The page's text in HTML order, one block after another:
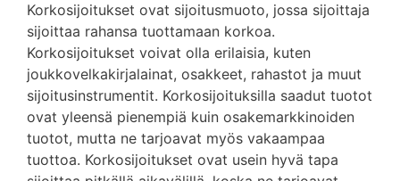
Korkosijoitukset ovat sijoitusmuoto, jossa sijoittaja
sijoittaa rahansa tuottamaan korkoa.
Korkosijoitukset voivat olla erilaisia, kuten
joukkovelkakirjalainat, osakkeet, rahastot ja muut
sijoitusinstrumentit. Korkosijoituksilla saadut tuotot
ovat yleensä pienempiä kuin osakemarkkinoiden
tuotot, mutta ne tarjoavat myös vakaampaa
tuottoa. Korkosijoitukset ovat usein hyvä tapa